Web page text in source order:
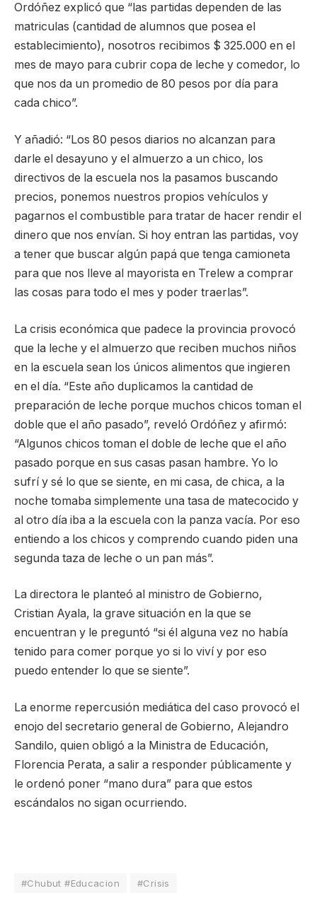
Ordóñez explicó que “las partidas dependen de las
matriculas (cantidad de alumnos que posea el
establecimiento), nosotros recibimos $ 325.000 en el
mes de mayo para cubrir copa de leche y comedor, lo
que nos da un promedio de 80 pesos por día para
cada chico”.
Y añadió: “Los 80 pesos diarios no alcanzan para
darle el desayuno y el almuerzo a un chico, los
directivos de la escuela nos la pasamos buscando
precios, ponemos nuestros propios vehículos y
pagarnos el combustible para tratar de hacer rendir el
dinero que nos envían. Si hoy entran las partidas, voy
a tener que buscar algún papá que tenga camioneta
para que nos lleve al mayorista en Trelew a comprar
las cosas para todo el mes y poder traerlas”.
La crisis económica que padece la provincia provocó
que la leche y el almuerzo que reciben muchos niños
en la escuela sean los únicos alimentos que ingieren
en el día. “Este año duplicamos la cantidad de
preparación de leche porque muchos chicos toman el
doble que el año pasado”, reveló Ordóñez y afirmó:
“Algunos chicos toman el doble de leche que el año
pasado porque en sus casas pasan hambre. Yo lo
sufrí y sé lo que se siente, en mi casa, de chica, a la
noche tomaba simplemente una tasa de matecocido y
al otro día iba a la escuela con la panza vacía. Por eso
entiendo a los chicos y comprendo cuando piden una
segunda taza de leche o un pan más”.
La directora le planteó al ministro de Gobierno,
Cristian Ayala, la grave situación en la que se
encuentran y le preguntó “si él alguna vez no había
tenido para comer porque yo si lo viví y por eso
puedo entender lo que se siente”.
La enorme repercusión mediática del caso provocó el
enojo del secretario general de Gobierno, Alejandro
Sandilo, quien obligó a la Ministra de Educación,
Florencia Perata, a salir a responder públicamente y
le ordenó poner “mano dura” para que estos
escándalos no sigan ocurriendo.
#Chubut #Educacion #Crisis